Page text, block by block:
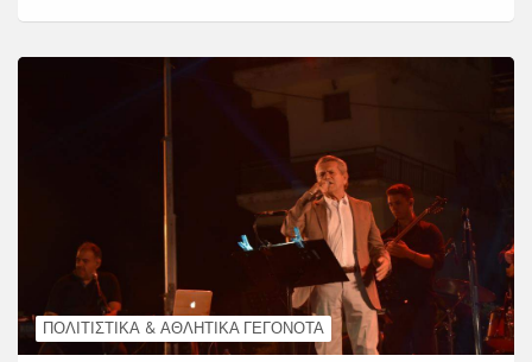
ΠΟΛΙΤΙΣΤΙΚΆ & ΑΘΛΗΤΙΚΆ ΓΕΓΟΝΌΤΑ